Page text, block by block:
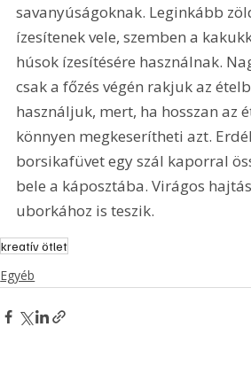
savanyúságoknak. Leginkább
ízesítenek vele, szemben a
húsok ízesítésére használnak.
csak a főzés végén rakjuk az
használjuk, mert, ha hosszan az
könnyen megkeserítheti azt.
borsikafüvet egy szál kaporral
bele a káposztába. Virágos
uborkához is teszik.
kreatív ötlet
Egyéb